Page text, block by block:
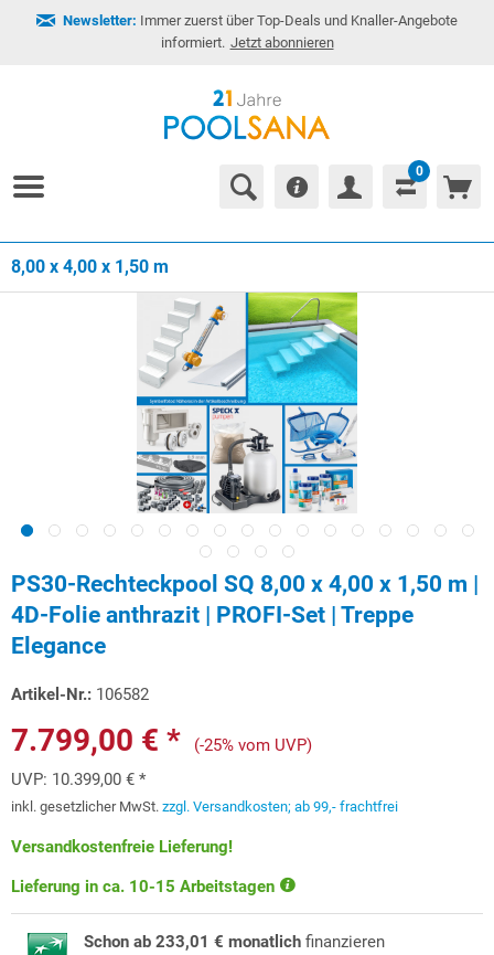
Newsletter: Immer zuerst über Top-Deals und Knaller-Angebote
informiert. Jetzt abonnieren
0
8,00 x 4,00 x 1,50 m
PS30-Rechteckpool SQ 8,00 x 4,00 x 1,50 m |
4D-Folie anthrazit | PROFI-Set | Treppe
Elegance
Artikel-Nr.: 106582
7.799,00 € *
(-25% vom UVP)
UVP: 10.399,00 € *
inkl. gesetzlicher MwSt. zzgl. Versandkosten; ab 99,- frachtfrei
Versandkostenfreie Lieferung!
Lieferung in ca. 10-15 Arbeitstagen
Schon ab 233,01 € monatlich finanzieren